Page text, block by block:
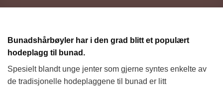
Bunadshårbøyler har i den grad blitt et populært
hodeplagg til bunad.
Spesielt blandt unge jenter som gjerne syntes enkelte av
de tradisjonelle hodeplaggene til bunad er litt